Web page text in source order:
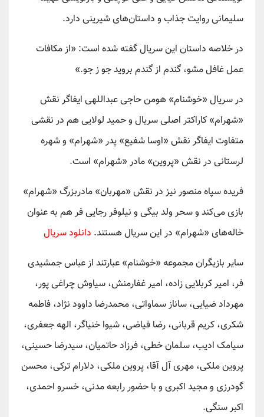
سلیمانی روایت جذاب و داستان‌های شیرینی دارد.
در خلاصه داستان این سریال گفته شده است: «از مکافات
عمل غافل مشو، گندم از گندم بروید جو ز جو.»
در سریال «خوشنام» هومن حاجی عبداللهی ایفاگر نقش
«شهرام» کاراکتر اصلی سریال و حمید لولایی هم در نقشی
متفاوت ایفاگر نقش «اوسا شفیع» پدر «شهرام» و شهره
لرستانی در نقش «پروین» مادر «شهرام» است.
فریده سپاه منصور نیز در نقش «مهربان» مادربزرگ «شهرام»
بازی می‌کند و سحر ولد بیگی و نیلوفر رجایی فر هم به عنوان
خاله‌های «شهرام» در این سریال هستند. دانلود سریال
سایر بازیگران مجموعه «خوشنام» عبارتند از عباس جمشیدی
فر، امیر کربلایی زاده، امیر غفارمنش، سیاوش چراغی پور،
مهرداد ضیایی، ساناز سماواتی، محمدرضا داوود نژاد، فاطمه
شکری، کریم قربانی، رضا فیاضی، شیوا خنیاگر، الهه جعفری،
سیامک ادیب، سلمان خطی، فرزاد حاتمیان، سیدرضا حسینی،
پروین ملکی، مهری آل آقا، پروین ملکی، دلارام ترکی، محسن
گودرزی و مجید اکبری و با حضور رابعه مدنی، خسرو احمدی،
اکبر سنگی.